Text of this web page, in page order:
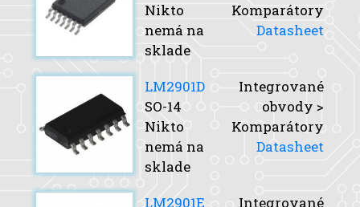
Nikto
nemá na
sklade
Komparátory
Datasheet
LM2901D
SO-14
Nikto
nemá na
sklade
Integrované
obvody >
Komparátory
Datasheet
LM2901E
Integrované